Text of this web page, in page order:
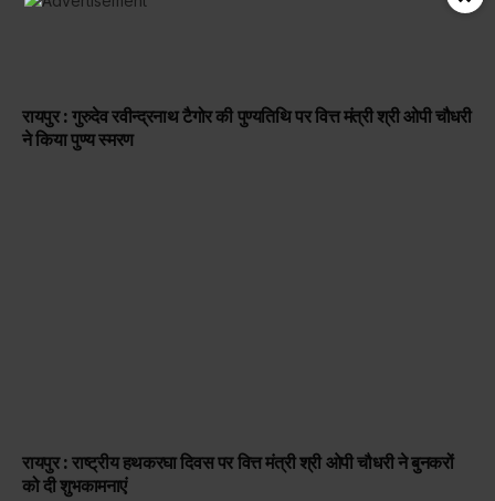
रायपुर : गुरुदेव रवीन्द्रनाथ टैगोर की पुण्यतिथि पर वित्त मंत्री श्री ओपी चौधरी
ने किया पुण्य स्मरण
रायपुर : राष्ट्रीय हथकरघा दिवस पर वित्त मंत्री श्री ओपी चौधरी ने बुनकरों
को दी शुभकामनाएं